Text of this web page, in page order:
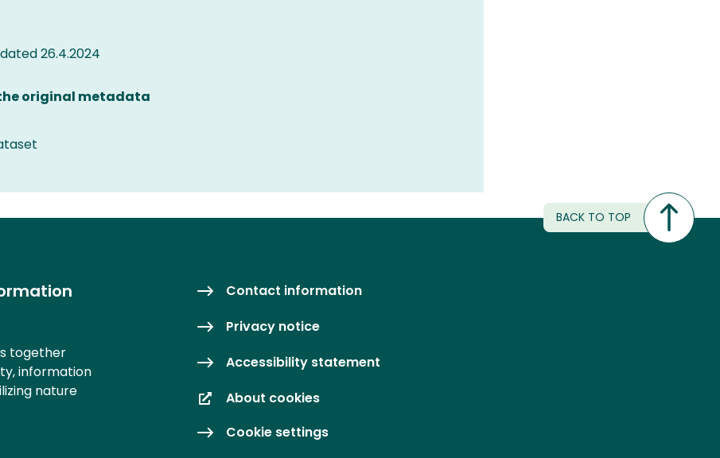
26.4.2024
original metadata
BACK TO TOP
together
information
nature
Contact information
Privacy notice
Accessibility statement
About cookies
Cookie settings